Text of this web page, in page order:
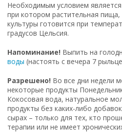
Необходимым условием
при котором растительная
культуры готовится при
градусов Цельсия.
Напоминание! Выпить на
воды (настоять с вечера 7
Разрешено! Во все дни недели
некоторые продукты
Кокосовая вода, натуральное
продукты без каких-либо
сырах – только для тех, кто
терапии или не имеет